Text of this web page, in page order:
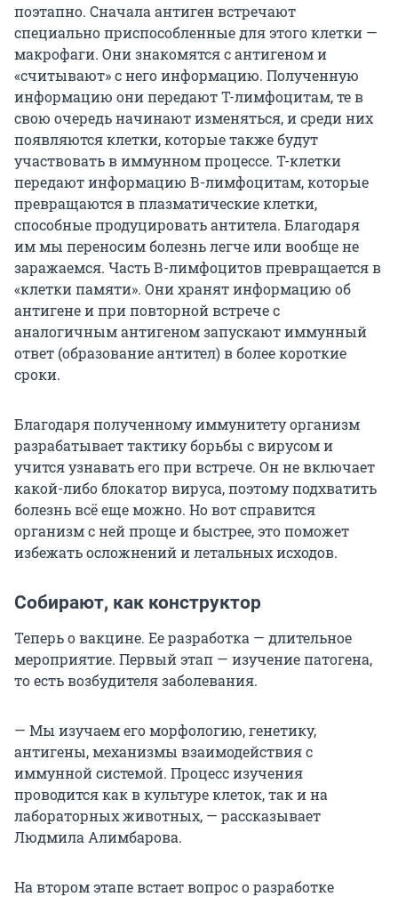
поэтапно. Сначала антиген встречают
специально приспособленные для этого клетки —
макрофаги. Они знакомятся с антигеном и
«считывают» с него информацию. Полученную
информацию они передают Т-лимфоцитам, те в
свою очередь начинают изменяться, и среди них
появляются клетки, которые также будут
участвовать в иммунном процессе. Т-клетки
передают информацию В-лимфоцитам, которые
превращаются в плазматические клетки,
способные продуцировать антитела. Благодаря
им мы переносим болезнь легче или вообще не
заражаемся. Часть В-лимфоцитов превращается в
«клетки памяти». Они хранят информацию об
антигене и при повторной встрече с
аналогичным антигеном запускают иммунный
ответ (образование антител) в более короткие
сроки.
Благодаря полученному иммунитету организм
разрабатывает тактику борьбы с вирусом и
учится узнавать его при встрече. Он не включает
какой-либо блокатор вируса, поэтому подхватить
болезнь всё еще можно. Но вот справится
организм с ней проще и быстрее, это поможет
избежать осложнений и летальных исходов.
Собирают, как конструктор
Теперь о вакцине. Ее разработка — длительное
мероприятие. Первый этап — изучение патогена,
то есть возбудителя заболевания.
— Мы изучаем его морфологию, генетику,
антигены, механизмы взаимодействия с
иммунной системой. Процесс изучения
проводится как в культуре клеток, так и на
лабораторных животных, — рассказывает
Людмила Алимбарова.
На втором этапе встает вопрос о разработке